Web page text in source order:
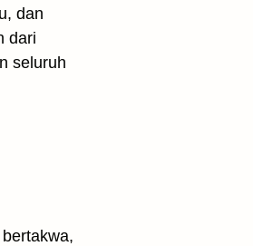
dan
dari
seluruh